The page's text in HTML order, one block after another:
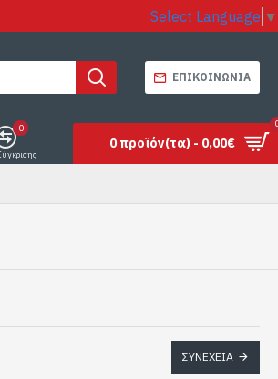
Select Language ▼
ΕΠΙΚΟΙΝΩΝΊΑ
0
0 προϊόν(τα) - 0,00€
ΣΥΝΈΧΕΙΑ